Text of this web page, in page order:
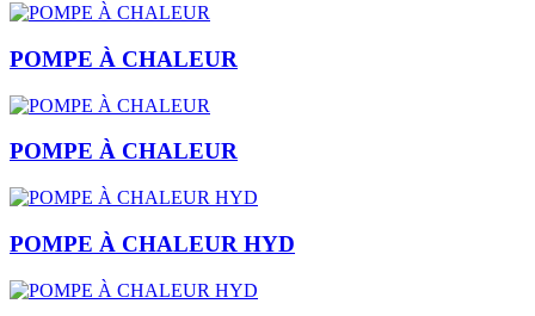
POMPE À CHALEUR
POMPE À CHALEUR
POMPE À CHALEUR HYD